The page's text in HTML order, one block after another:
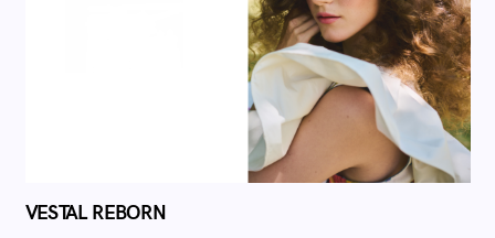
VESTAL REBORN